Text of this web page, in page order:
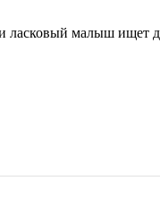
малыш ищет